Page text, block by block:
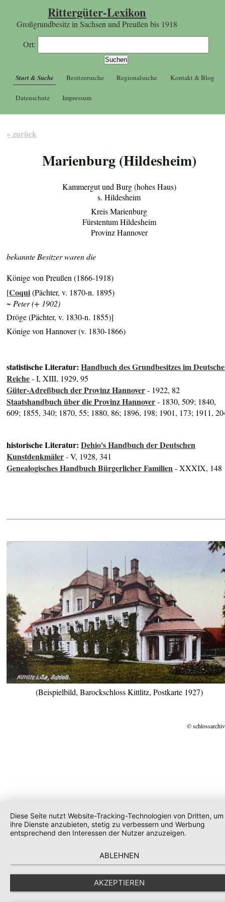
Rittergüter-Lexikon
Großgrundbesitz in Sachsen und Preußen bis 1918
Ort:
Start & Suche Besitzersuche Regionalsuche Kontakt & Blog
Datenschutz Impressum
« zurück
Marienburg (Hildesheim)
Kammergut und Burg (hohes Haus)
s. Hildesheim
Kreis Marienburg
Fürstentum Hildesheim
Provinz Hannover
bekannte Besitzer waren die
Könige von Preußen (1866-1918)
[Coqui(Pächter, v. 1870-n. 1895)
~ Peter (+ 1902)
Dröge (Pächter, v. 1830-n. 1855)]
Könige von Hannover (v. 1830-1866)
statistische Literatur:Handbuch des Grundbesitzes im
Reiche- I, XIII, 1929, 95
Güter-Adreßbuch der Provinz Hannover- 1922, 82
Staatshandbuch über die Provinz Hannover- 1830, 509; 1840,
609; 1855, 340; 1870, 55; 1880, 86; 1896, 198; 1901, 173; 1911,
historische Literatur:Dehio's Handbuch der Deutschen
Kunstdenkmäler- V, 1928, 341
Genealogisches Handbuch Bürgerlicher Familien- XXXIX, 148
(Beispielbild, Barockschloss Kittlitz, Postkarte 1927)
©
Diese Seite nutzt Website-Tracking-Technologien von Dritten, um
ihre Dienste anzubieten, stetig zu verbessern und Werbung
entsprechend den Interessen der Nutzer anzuzeigen.
ABLEHNEN
AKZEPTIEREN